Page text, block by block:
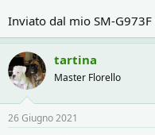
Inviato dal mio SM-
tartina
Master Florello
26 Giugno 2021